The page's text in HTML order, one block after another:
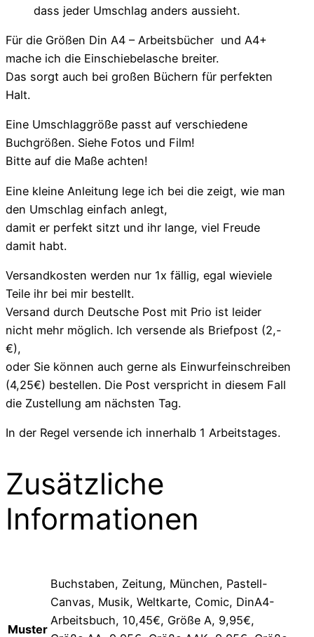
dass jeder Umschlag anders aussieht.
Für die Größen Din A4 – Arbeitsbücher und A4+
mache ich die Einschiebelasche breiter.
Das sorgt auch bei großen Büchern für perfekten
Halt.
Eine Umschlaggröße passt auf verschiedene
Buchgrößen. Siehe Fotos und Film!
Bitte auf die Maße achten!
Eine kleine Anleitung lege ich bei die zeigt, wie man
den Umschlag einfach anlegt,
damit er perfekt sitzt und ihr lange, viel Freude
damit habt.
Versandkosten werden nur 1x fällig, egal wieviele
Teile ihr bei mir bestellt.
Versand durch Deutsche Post mit Prio ist leider
nicht mehr möglich. Ich versende als Briefpost (2,-
€),
oder Sie können auch gerne als Einwurfeinschreiben
(4,25€) bestellen. Die Post verspricht in diesem Fall
die Zustellung am nächsten Tag.
In der Regel versende ich innerhalb 1 Arbeitstages.
Zusätzliche
Informationen
Muster
Buchstaben, Zeitung, München, Pastell-
Canvas, Musik, Weltkarte, Comic, DinA4-
Arbeitsbuch, 10,45€, Größe A, 9,95€,